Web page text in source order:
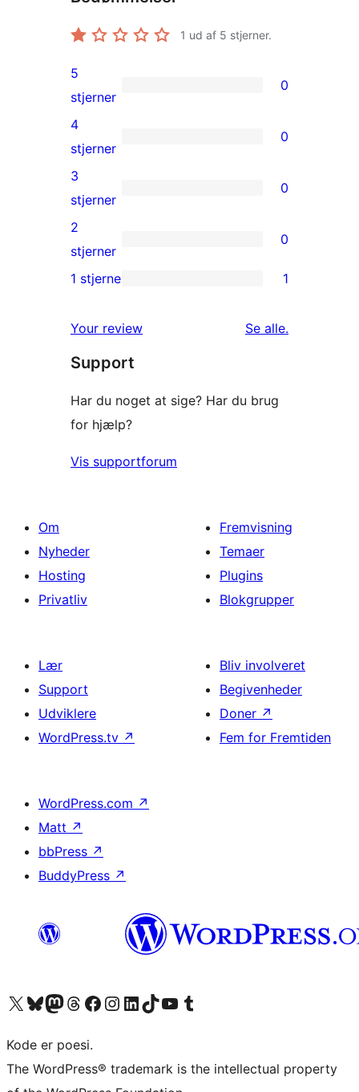
1 ud af 5 stjerner.
0
5-
stjernet
anmeldelser
5
stjerner
0
0
4-
stjernet
anmeldelser
4
stjerner
0
0
3-
stjernet
anmeldelser
3
stjerner
0
0
2-
anmeldelser
2
stjerner
0
stjernet
anmeldelse
1 stjerne 1
Your review Se alleanmeldelser
.
Support
Har du noget at sige? Har du brug
for hjælp?
Vis supportforum
Om
Nyheder
Hosting
Privatliv
Fremvisning
Temaer
Plugins
Blokgrupper
Lær
Support
Udviklere
WordPress.tv ↗
Bliv involveret
Begivenheder
Doner ↗
Fem for Fremtiden
WordPress.com ↗
Matt ↗
bbPress ↗
BuddyPress ↗
Besøg vores X (tidligere Twitter) konto
Besøg vores Bluesky-konto
Besøg vores Mastodon konto
Besøg vores Threads-konto
Besøg vores Facebook sideBesøg vores Instagram konto
Besøg vores LinkedIn konto
Besøg vores TikTok-konto
Besøg vores YouTube-kanalBesøg vores Tumblr-konto
Kode er poesi.
The WordPress® trademark is the intellectual property